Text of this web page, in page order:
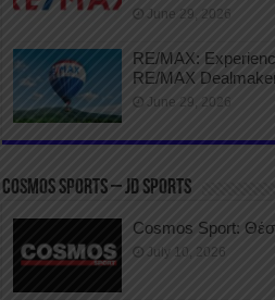
June 29, 2026
RE/MAX:
RE/MAX
June 29, 2026
COSMOS SPORTS – JD SPORTS
Cosmos Sport:
July 10, 2026